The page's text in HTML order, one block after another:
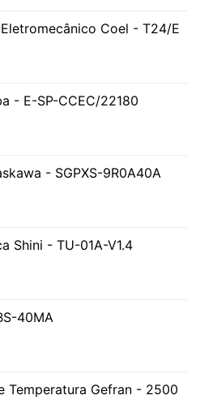
Coel - T24/E
- E-SP-CCEC/22180
- SGPXS-9R0A40A
Shini - TU-01A-V1.4
40MA
Temperatura Gefran - 2500